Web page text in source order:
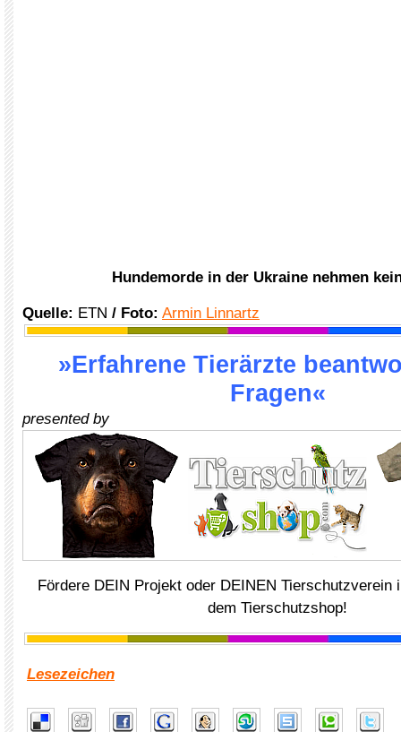
Hundemorde in der Ukraine nehmen
Quelle: ETN / Foto: Armin Linnartz
»Erfahrene Tierärzte
Fragen«
presented by
Fördere DEIN Projekt oder DEINEN Tierschutzverein
dem Tierschutzshop!
Lesezeichen